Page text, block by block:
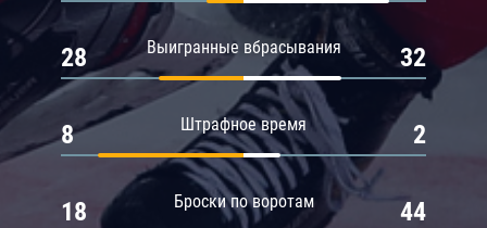
Выигранные вбрасывания
28 32
Штрафное время
8 2
Броски по воротам
18 44